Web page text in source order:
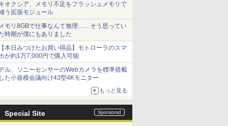
オクシア、メモリ不足をフラッシュメモリで
う拡張モジュール
モリ8GBで仕事なんて無理……そう思ってい
時期が僕にもありました
本日みつけたお買い得品】モトローラのスマ
が約1万7,000円で購入可能
ル、ソニーセンサーのWebカメラを標準搭載
た小規模会議向け43型4Kモニター
もっと見る
Special Site